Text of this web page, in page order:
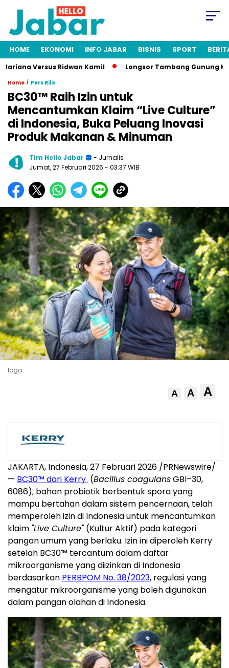
HOME EKONOMI INFO JABAR BISNIS SPORT
Versus Ridwan Kamil Longsor Tambang Gunung Kuda
Home / Pers Rilis
BC30™ Raih Izin untuk
Mencantumkan Klaim “Live Culture”
di Indonesia, Buka Peluang Inovasi
Produk Makanan & Minuman
Tim Hello Jabar
- Jurnalis
Jumat, 27 Februari 2026 - 03:37 WIB
logo
A A A
JAKARTA, Indonesia, 27 Februari 2026 /PRNewswire/
— BC30™ dari Kerry (Bacillus coagulansGBI–30,
6086), bahan probiotik berbentuk spora yang
mampu bertahan dalam sistem pencernaan, telah
memperoleh izin di Indonesia untuk mencantumkan
klaim "Live Culture"(Kultur Aktif) pada kategori
pangan umum yang berlaku. Izin ini diperoleh Kerry
setelah BC30™ tercantum dalam daftar
mikroorganisme yang diizinkan di Indonesia
berdasarkan PERBPOM No. 38/2023, regulasi yang
mengatur mikroorganisme yang boleh digunakan
dalam pangan olahan di Indonesia.